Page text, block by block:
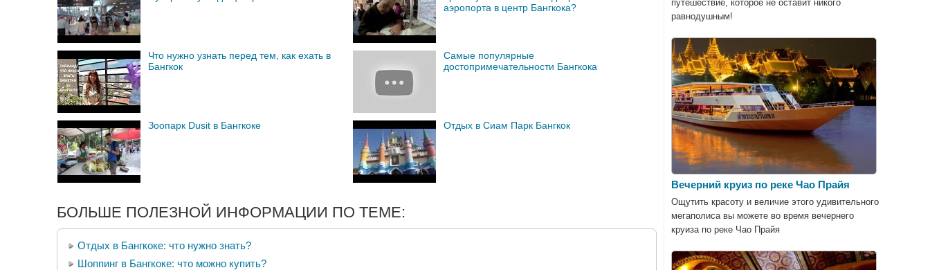
аэропорта в центр Бангкока?
Что нужно узнать перед тем, как ехать в
Бангкок
Самые популярные
достопримечательности Бангкока
Зоопарк Dusit в Бангкоке Отдых в Сиам Парк Бангкок
БОЛЬШЕ ПОЛЕЗНОЙ ИНФОРМАЦИИ ПО ТЕМЕ:
Отдых в Бангкоке: что нужно знать?
Шоппинг в Бангкоке: что можно купить?
путешествие, которое не оставит никого
равнодушным!
Вечерний круиз по реке Чао Прайя
Ощутить красоту и величие этого удивительного
мегаполиса вы можете во время вечернего
круиза по реке Чао Прайя